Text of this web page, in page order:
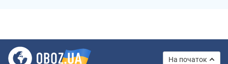
На початок